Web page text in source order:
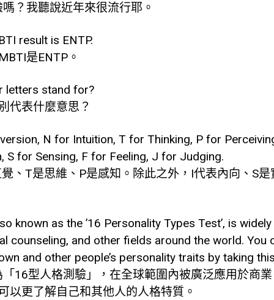
？我聽說近年來很流行耶。
result is ENTP.
是ENTP。
letters stand for?
代表什麼意思？
N for Intuition, T for Thinking, P for
S for Sensing, F for Feeling, J for Judging.
、T是思維、P是感知。除此之外，I代表內向、S
known as the ’16 Personality Types Test’, is
counseling, and other fields around the world. You
and other people’s personality traits by taking
16型人格測驗」，在全球範圍內被廣泛應用於商
以更了解自己和其他人的人格特質。